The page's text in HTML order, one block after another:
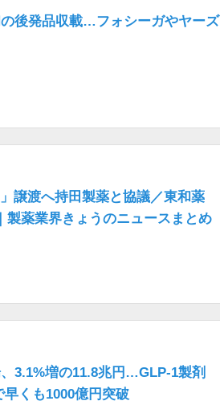
後発品収載…フォシーガやヤーズ
譲渡へ持田製薬と協議／東和薬
製薬業界きょうのニュースまとめ
3.1%増の11.8兆円…GLP-1製剤
早くも1000億円突破